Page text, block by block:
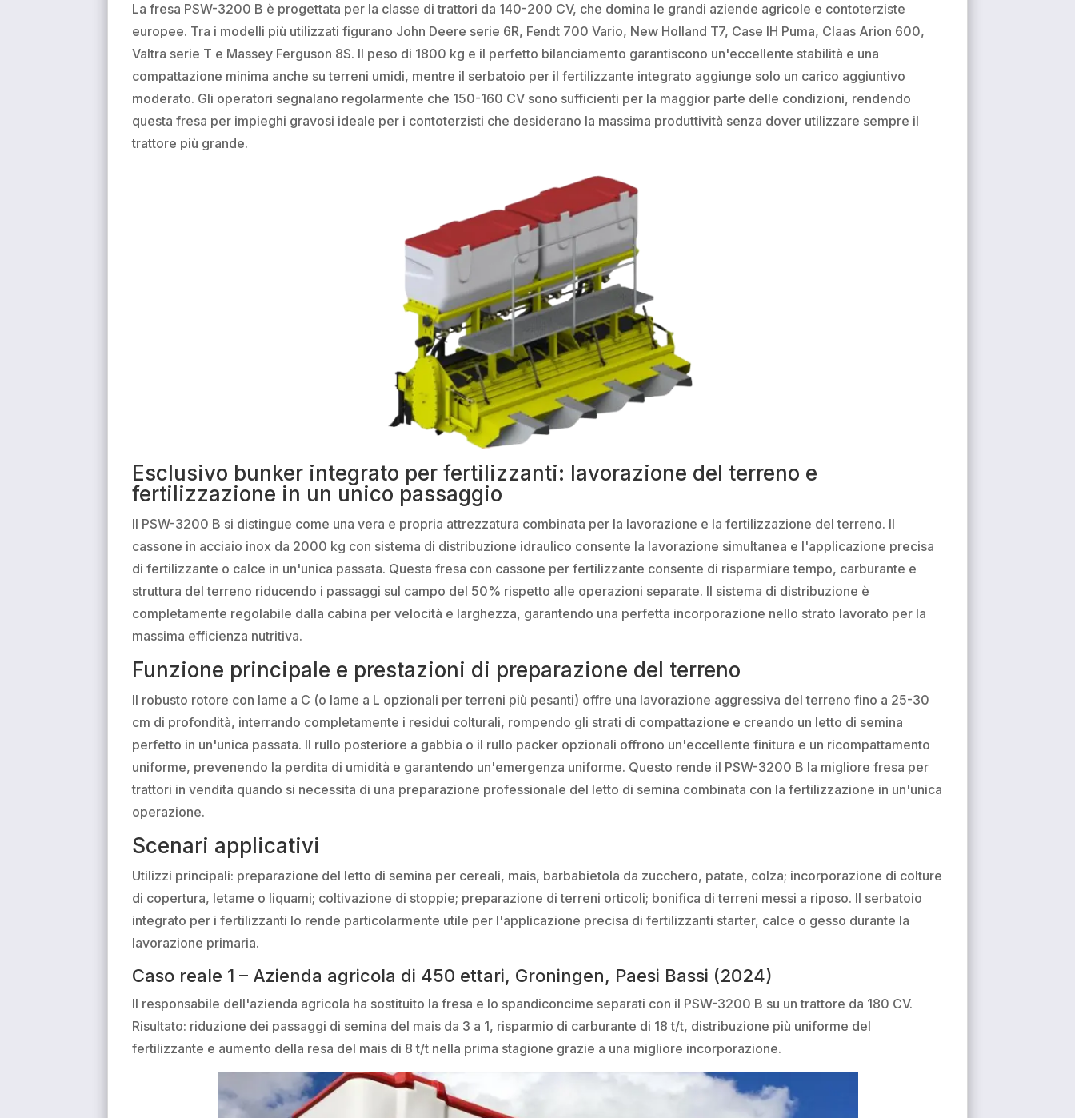
La fresa PSW-3200 B è progettata per la classe di trattori da 140-200 CV, che domina le grandi aziende agricole e contoterziste
europee. Tra i modelli più utilizzati figurano John Deere serie 6R, Fendt 700 Vario, New Holland T7, Case IH Puma, Claas Arion 600,
Valtra serie T e Massey Ferguson 8S. Il peso di 1800 kg e il perfetto bilanciamento garantiscono un'eccellente stabilità e una
compattazione minima anche su terreni umidi, mentre il serbatoio per il fertilizzante integrato aggiunge solo un carico aggiuntivo
moderato. Gli operatori segnalano regolarmente che 150-160 CV sono sufficienti per la maggior parte delle condizioni, rendendo
questa fresa per impieghi gravosi ideale per i contoterzisti che desiderano la massima produttività senza dover utilizzare sempre il
trattore più grande.
Esclusivo bunker integrato per fertilizzanti: lavorazione del terreno e
fertilizzazione in un unico passaggio
Il PSW-3200 B si distingue come una vera e propria attrezzatura combinata per la lavorazione e la fertilizzazione del terreno. Il
cassone in acciaio inox da 2000 kg con sistema di distribuzione idraulico consente la lavorazione simultanea e l'applicazione precisa
di fertilizzante o calce in un'unica passata. Questa fresa con cassone per fertilizzante consente di risparmiare tempo, carburante e
struttura del terreno riducendo i passaggi sul campo del 50% rispetto alle operazioni separate. Il sistema di distribuzione è
completamente regolabile dalla cabina per velocità e larghezza, garantendo una perfetta incorporazione nello strato lavorato per la
massima efficienza nutritiva.
Funzione principale e prestazioni di preparazione del terreno
Il robusto rotore con lame a C (o lame a L opzionali per terreni più pesanti) offre una lavorazione aggressiva del terreno fino a 25-30
cm di profondità, interrando completamente i residui colturali, rompendo gli strati di compattazione e creando un letto di semina
perfetto in un'unica passata. Il rullo posteriore a gabbia o il rullo packer opzionali offrono un'eccellente finitura e un ricompattamento
uniforme, prevenendo la perdita di umidità e garantendo un'emergenza uniforme. Questo rende il PSW-3200 B la migliore fresa per
trattori in vendita quando si necessita di una preparazione professionale del letto di semina combinata con la fertilizzazione in un'unica
operazione.
Scenari applicativi
Utilizzi principali: preparazione del letto di semina per cereali, mais, barbabietola da zucchero, patate, colza; incorporazione di colture
di copertura, letame o liquami; coltivazione di stoppie; preparazione di terreni orticoli; bonifica di terreni messi a riposo. Il serbatoio
integrato per i fertilizzanti lo rende particolarmente utile per l'applicazione precisa di fertilizzanti starter, calce o gesso durante la
lavorazione primaria.
Caso reale 1 – Azienda agricola di 450 ettari, Groningen, Paesi Bassi (2024)
Il responsabile dell'azienda agricola ha sostituito la fresa e lo spandiconcime separati con il PSW-3200 B su un trattore da 180 CV.
Risultato: riduzione dei passaggi di semina del mais da 3 a 1, risparmio di carburante di 18 t/t, distribuzione più uniforme del
fertilizzante e aumento della resa del mais di 8 t/t nella prima stagione grazie a una migliore incorporazione.